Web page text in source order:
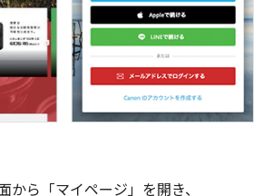
から「マイページ」を開き、